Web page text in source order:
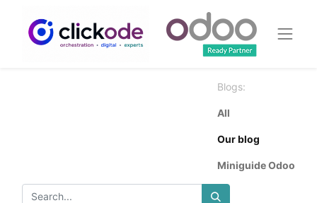
Blogs:
All
Our blog
Miniguide Odoo